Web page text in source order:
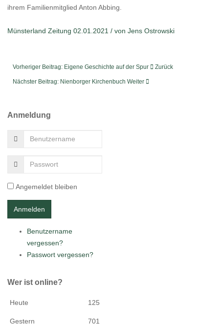
ihrem Familienmitglied Anton Abbing.
Münsterland Zeitung 02.01.2021 / von Jens Ostrowski
Vorheriger Beitrag: Eigene Geschichte auf der Spur Zurück
Nächster Beitrag: Nienborger Kirchenbuch Weiter
Anmeldung
Angemeldet bleiben
Benutzername
vergessen?
Passwort vergessen?
Wer ist online?
Heute 125
Gestern 701